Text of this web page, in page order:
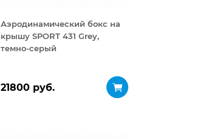
Аэродинамический бокс на
крышу SPORT 431 Grey,
темно-серый
21800 руб.